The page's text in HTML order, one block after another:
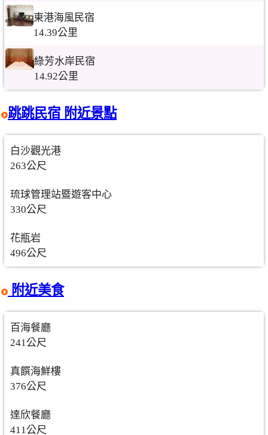
東港海風民宿
14.39公里
綠芳水岸民宿
14.92公里
跳跳民宿 附近景點
白沙觀光港
263公尺
琉球管理站暨遊客中心
330公尺
花瓶岩
496公尺
附近美食
百海餐廳
241公尺
真饌海鮮樓
376公尺
達欣餐廳
411公尺